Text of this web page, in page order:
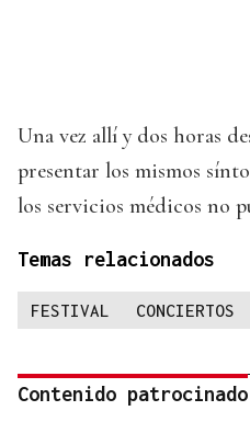
Una vez allí y dos horas
presentar los mismos
los servicios médicos no
Temas relacionados
FESTIVAL CONCIERTOS
Contenido patrocinado